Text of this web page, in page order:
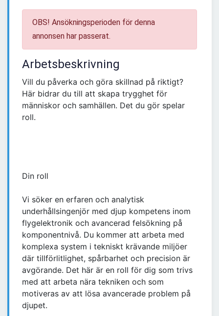
OBS! Ansökningsperioden för denna
annonsen har passerat.
Arbetsbeskrivning
Vill du påverka och göra skillnad på riktigt?
Här bidrar du till att skapa trygghet för
människor och samhällen. Det du gör spelar
roll.
Din roll
Vi söker en erfaren och analytisk
underhållsingenjör med djup kompetens inom
flygelektronik och avancerad felsökning på
komponentnivå. Du kommer att arbeta med
komplexa system i tekniskt krävande miljöer
där tillförlitlighet, spårbarhet och precision är
avgörande. Det här är en roll för dig som trivs
med att arbeta nära tekniken och som
motiveras av att lösa avancerade problem på
djupet.